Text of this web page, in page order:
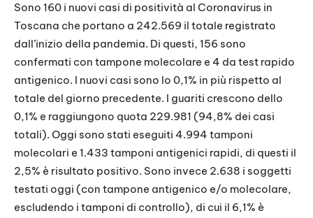
Sono 160 i nuovi casi di positività al Coronavirus in
Toscana che portano a 242.569 il totale registrato
dall’inizio della pandemia. Di questi, 156 sono
confermati con tampone molecolare e 4 da test rapido
antigenico. I nuovi casi sono lo 0,1% in più rispetto al
totale del giorno precedente. I guariti crescono dello
0,1% e raggiungono quota 229.981 (94,8% dei casi
totali). Oggi sono stati eseguiti 4.994 tamponi
molecolari e 1.433 tamponi antigenici rapidi, di questi il
2,5% è risultato positivo. Sono invece 2.638 i soggetti
testati oggi (con tampone antigenico e/o molecolare,
escludendo i tamponi di controllo), di cui il 6,1% è